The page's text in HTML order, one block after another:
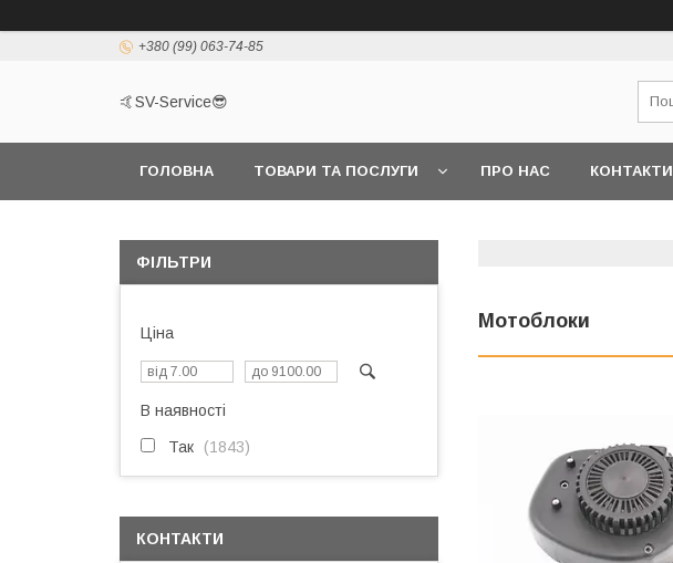
+380 (99) 063-74-85
🤙SV-Service😎
ГОЛОВНА ТОВАРИ ТА ПОСЛУГИ ПРО НАС КОНТАКТИ
Мотоблоки
ФІЛЬТРИ
Ціна
В наявності
Так 1843
КОНТАКТИ